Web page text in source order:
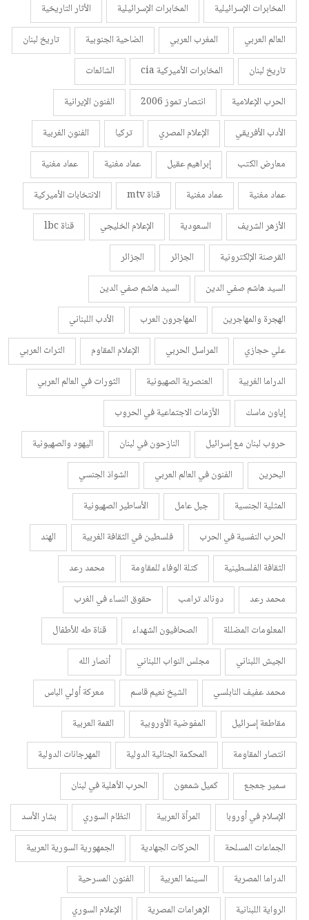
المخابرات الإسرائيلية
المخابرات الإسرائيلية
الأثار التاريخية
العالم العربي
المغرب العربي الضاحية الجنوبية
تاريخ لبنان
تاريخ لبنان
المخابرات الأميركية cia
الشائعات
الحرب الإعلامية
انتصار تموز 2006
الفنون الإيرانية
الأدب الأفريقي
الإعلام المصري تركيا
الفنون الغربية
معارض الكتب
إبراهيم عقيل عماد مغنية
عماد مغنية
عماد مغنية
عماد مغنية قناة mtv
الانتخابات الأميركية
الأزهر الشريف
السعودية الإعلام الخليجي
قناة lbc
القرصنة الإلكترونية
الجزائر
الجزائر
السيد هاشم صفي الدين
السيد هاشم صفي الدين
الهجرة والمهاجرين
المهاجرون العرب
الأدب اللبناني
علي حجازي
المراسل الحربي الإعلام المقاوم
التراث العربي
الدراما الغربية
العنصرية الصهيونية
الثورات في العالم العربي
إياون ماسك
الأزمات الاجتماعية في الحروب
حروب لبنان مع إسرائيل
النازحون في لبنان
اليهود والصهيونية
البحرين
الفنون في العالم العربي
الشواذ الجنسي
المثلية الجنسية
جبل عامل
الأساطير الصهيونية
الحرب النفسية في الحرب
فلسطين في الثقافة الغربية
الهند
الثقافة الفلسطينية
كتلة الوفاء للمقاومة
محمد رعد
محمد رعد
دونالد ترامب
حقوق النساء في الغرب
المعلومات المضللة
الصحافيون الشهداء
قناة طه للأطفال
الجيش اللبناني
مجلس النواب اللبناني
أنصار الله
محمد عفيف النابلسي
الشيخ نعيم قاسم
معركة أولي الباس
مقاطعة إسرائيل
المفوضية الأوروبية
القمة العربية
انتصار المقاومة
المحكمة الجنائية الدولية
المهرجانات الدولية
سمير جعجع
كميل شمعون
الحرب الأهلية في لبنان
الإسلام في أوروبا
المرأة العربية النظام السوري
بشار الأسد
الجماعات المسلحة
الحركات الجهادية
الجمهورية السورية العربية
الدراما المصرية
السينما العربية
الفنون المسرحية
الرواية اللبنانية
الإهرامات المصرية
الإعلام السوري